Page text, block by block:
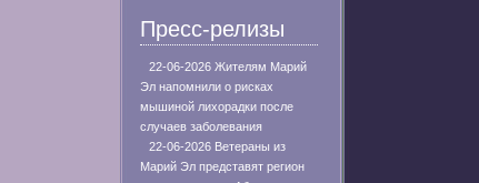
Пресс-релизы
22-06-2026 Жителям Марий
Эл напомнили о рисках
мышиной лихорадки после
случаев заболевания
22-06-2026 Ветераны из
Марий Эл представят регион